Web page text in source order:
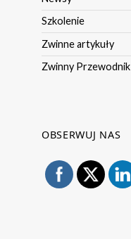
Szkolenie
Zwinne artykuły
Zwinny Przewodnik
OBSERWUJ NAS